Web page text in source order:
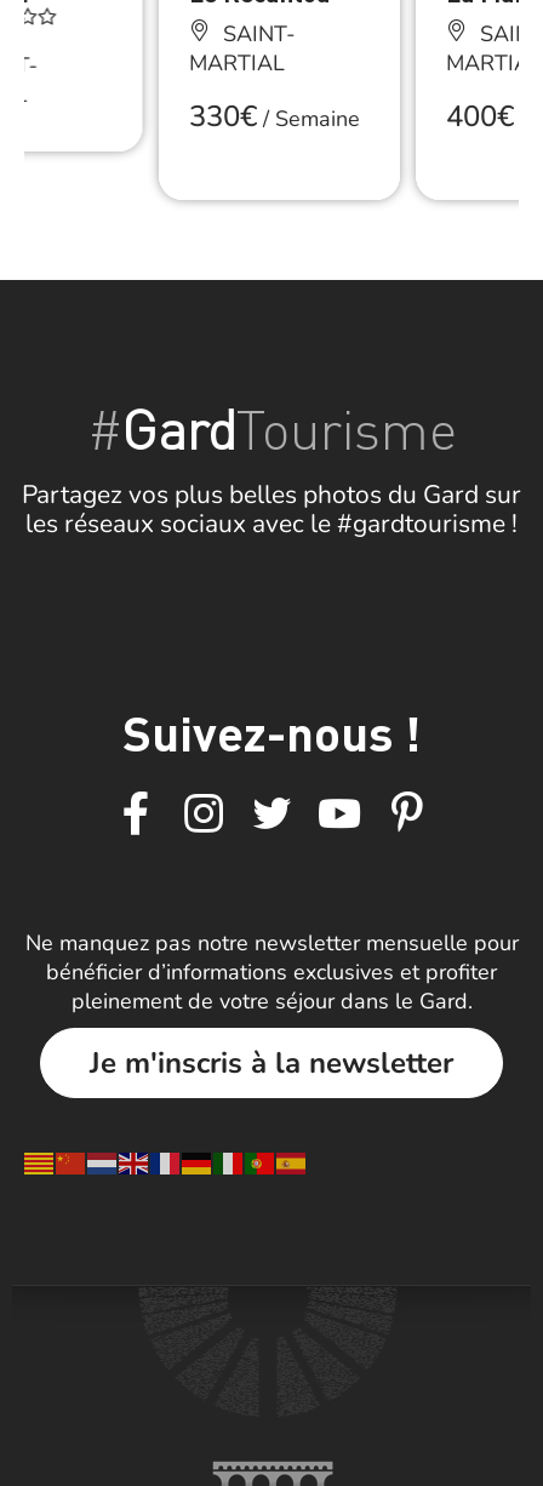
SAINT-
MARTIAL
330€/Semaine
MARTIAL
400€/
#GardTourisme
Partagez vos plus belles photos du Gard sur
les réseaux sociaux avec le #gardtourisme !
Suivez-nous !
Ne manquez pas notre newsletter mensuelle pour
bénéficier d’informations exclusives et profiter
pleinement de votre séjour dans le Gard.
Je m'inscris à la newsletter